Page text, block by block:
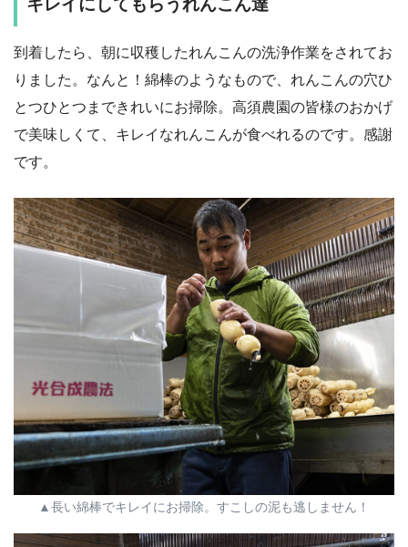
キレイにしてもらうれんこん達
到着したら、朝に収穫したれんこんの洗浄作業をされてお
りました。なんと！綿棒のようなもので、れんこんの穴ひ
とつひとつまできれいにお掃除。高須農園の皆様のおかげ
で美味しくて、キレイなれんこんが食べれるのです。感謝
です。
▲長い綿棒でキレイにお掃除。すこしの泥も逃しません！